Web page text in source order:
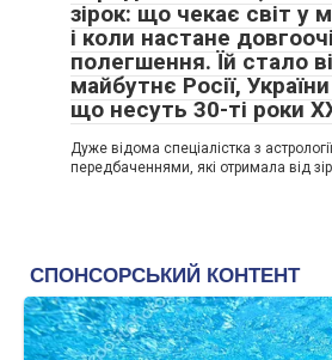
зірок: що чекає світ у
і коли настане
полегшення. Їй стало
майбутнє Росії,
що несуть 30-ті роки
Дуже відома спеціалістка з
передбаченнями, які отримала від